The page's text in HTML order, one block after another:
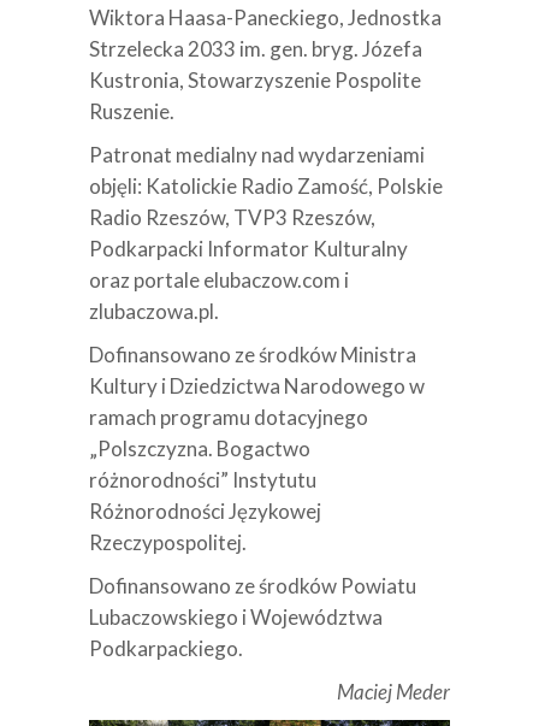
Wiktora Haasa-Paneckiego, Jednostka
Strzelecka 2033 im. gen. bryg. Józefa
Kustronia, Stowarzyszenie Pospolite
Ruszenie.
Patronat medialny nad wydarzeniami
objęli: Katolickie Radio Zamość, Polskie
Radio Rzeszów, TVP3 Rzeszów,
Podkarpacki Informator Kulturalny
oraz portale elubaczow.com i
zlubaczowa.pl.
Dofinansowano ze środków Ministra
Kultury i Dziedzictwa Narodowego w
ramach programu dotacyjnego
„Polszczyzna. Bogactwo
różnorodności” Instytutu
Różnorodności Językowej
Rzeczypospolitej.
Dofinansowano ze środków Powiatu
Lubaczowskiego i Województwa
Podkarpackiego.
Maciej Meder